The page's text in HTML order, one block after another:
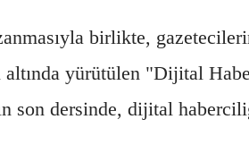
birlikte,
altında yürütülen "Dijital
son dersinde, dijital